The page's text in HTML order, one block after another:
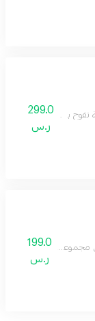
للمدارس من رسيس تتكون الباقة من 12عطور ميني
299.0
ر.س
10 عطور 15 مل مختارة بعناية تتنقل بين النفحات الشرقية والزهرية
199.0
ر.س